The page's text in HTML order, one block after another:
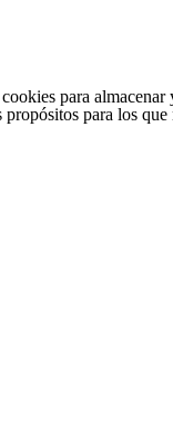
para
propósitos para los